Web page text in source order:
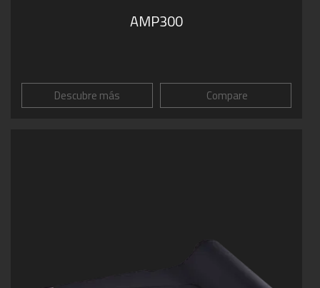
AMP300
Descubre más Compare